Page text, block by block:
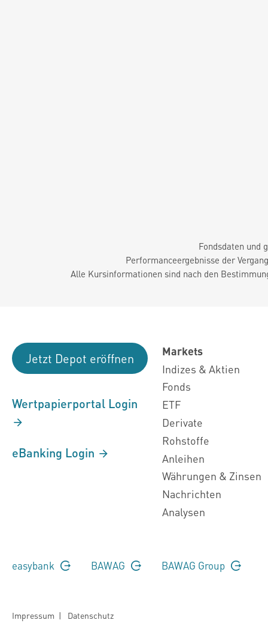
Fondsdaten und
Performanceergebnisse der
Alle Kursinformationen sind nach den
Jetzt Depot eröffnen
Wertpapierportal Login
eBanking Login
Markets
Indizes & Aktien
Fonds
ETF
Derivate
Rohstoffe
Anleihen
Währungen & Zinsen
Nachrichten
Analysen
easybank BAWAG BAWAG Group
Impressum | Datenschutz